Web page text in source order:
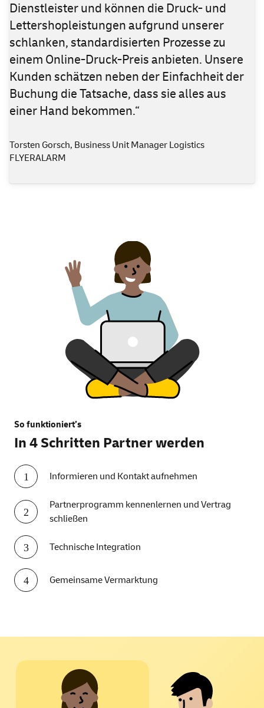
Dienstleister und können die Druck- und
Lettershopleistungen aufgrund unserer
schlanken, standardisierten Prozesse zu
einem Online-Druck-Preis anbieten. Unsere
Kunden schätzen neben der Einfachheit der
Buchung die Tatsache, dass sie alles aus
einer Hand bekommen.“
Torsten Gorsch, Business Unit Manager Logistics
FLYERALARM
So funktioniert’s
In 4 Schritten Partner werden
Informieren und Kontakt aufnehmen
Partnerprogramm kennenlernen und Vertrag
schließen
Technische Integration
Gemeinsame Vermarktung